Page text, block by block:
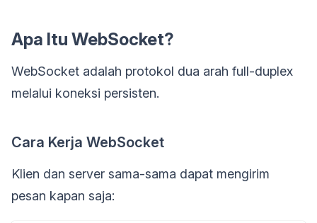
Apa Itu WebSocket?
WebSocket adalah protokol dua arah full-duplex
melalui koneksi persisten.
Cara Kerja WebSocket
Klien dan server sama-sama dapat mengirim
pesan kapan saja: